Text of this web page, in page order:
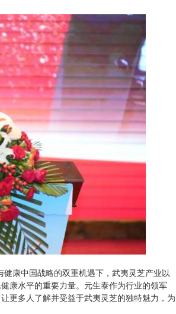
康中国战略的双重机遇下，武夷灵芝产业以
康水平的重要力量。元生泰作为行业的领军
更多人了解并受益于武夷灵芝的独特魅力，为